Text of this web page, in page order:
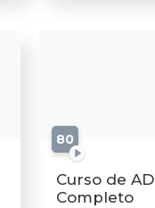
80
Curso de
Completo